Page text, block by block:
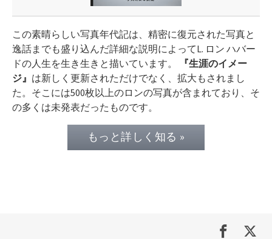
この素晴らしい写真年代記は、精密に復元された写真と
逸話までも盛り込んだ詳細な説明によってL. ロン ハバー
ドの人生を生き生きと描いています。
『生涯のイメー
ジ』 は新しく更新されただけでなく、拡大もされまし
た。そこには500枚以上のロンの写真が含まれており、そ
の多くは未発表だったものです。
もっと詳しく知る »